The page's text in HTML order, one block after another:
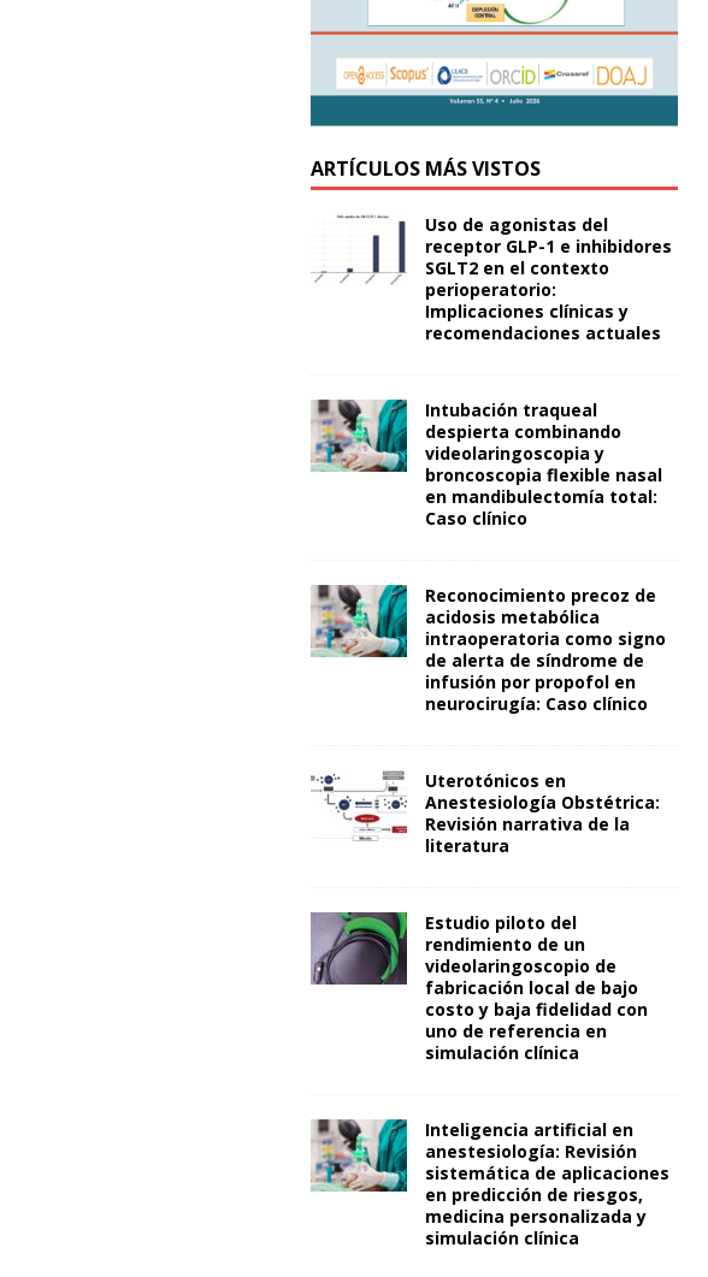
ARTÍCULOS MÁS VISTOS
Uso de agonistas del
receptor GLP-1 e inhibidores
SGLT2 en el contexto
perioperatorio:
Implicaciones clínicas y
recomendaciones actuales
Intubación traqueal
despierta combinando
videolaringoscopia y
broncoscopia flexible nasal
en mandibulectomía total:
Caso clínico
Reconocimiento precoz de
acidosis metabólica
intraoperatoria como signo
de alerta de síndrome de
infusión por propofol en
neurocirugía: Caso clínico
Uterotónicos en
Anestesiología Obstétrica:
Revisión narrativa de la
literatura
Estudio piloto del
rendimiento de un
videolaringoscopio de
fabricación local de bajo
costo y baja fidelidad con
uno de referencia en
simulación clínica
Inteligencia artificial en
anestesiología: Revisión
sistemática de aplicaciones
en predicción de riesgos,
medicina personalizada y
simulación clínica